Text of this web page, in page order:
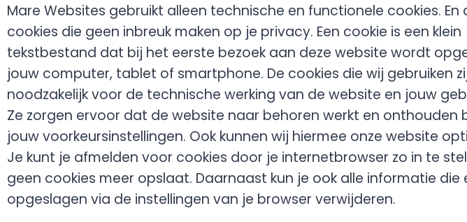
Mare Websites gebruikt alleen technische en functionele cookies. En
cookies die geen inbreuk maken op je privacy. Een cookie is een klein
tekstbestand dat bij het eerste bezoek aan deze website wordt
jouw computer, tablet of smartphone. De cookies die wij gebruiken
noodzakelijk voor de technische werking van de website en jouw
Ze zorgen ervoor dat de website naar behoren werkt en onthouden
jouw voorkeursinstellingen. Ook kunnen wij hiermee onze website
Je kunt je afmelden voor cookies door je internetbrowser zo in te
geen cookies meer opslaat. Daarnaast kun je ook alle informatie die
opgeslagen via de instellingen van je browser verwijderen.